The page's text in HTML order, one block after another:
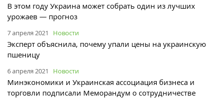
В этом году Украина может собрать один из лучших
урожаев — прогноз
7 апреля 2021 Новости
Эксперт объяснила, почему упали цены на украинскую
пшеницу
6 апреля 2021 Новости
Минэкономики и Украинская ассоциация бизнеса и
торговли подписали Меморандум о сотрудничестве